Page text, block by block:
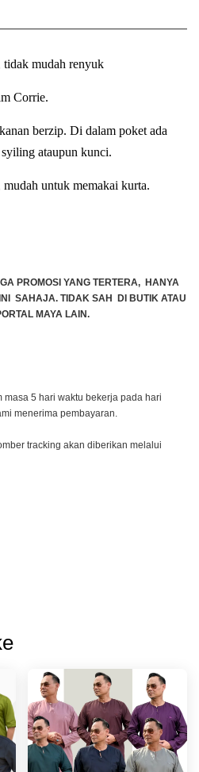
mudah renyuk
Corrie.
berzip. Di dalam poket ada
ataupun kunci.
untuk memakai kurta.
PROMOSI YANG TERTERA, HANYA
SAHAJA. TIDAK SAH DI BUTIK ATAU
MAYA LAIN.
5 hari waktu bekerja pada hari
menerima pembayaran.
tracking akan diberikan melalui